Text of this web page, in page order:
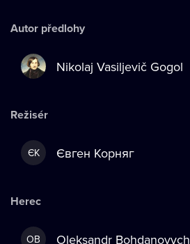
Autor předlohy
Nikolaj Vasiljevič Gogol
Režisér
ЄК Євген Корняг
Herec
OB Oleksandr Bohdanovych